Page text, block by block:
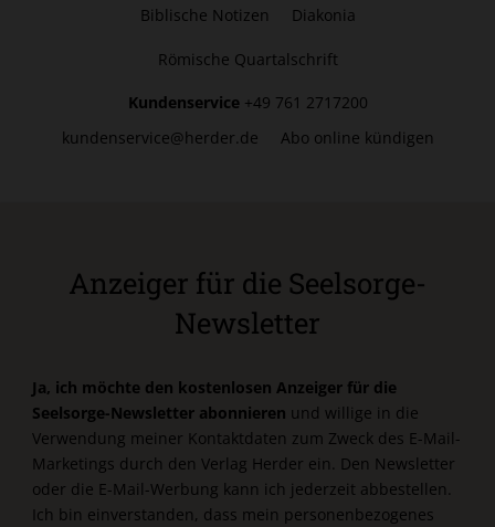
Biblische Notizen Diakonia
Römische Quartalschrift
Kundenservice +49 761 2717200
kundenservice@herder.de
Abo online kündigen
Anzeiger für die Seelsorge-
Newsletter
Ja, ich möchte den kostenlosen Anzeiger für die
Seelsorge-Newsletter abonnieren und willige in die
Verwendung meiner Kontaktdaten zum Zweck des E-Mail-
Marketings durch den Verlag Herder ein. Den Newsletter
oder die E-Mail-Werbung kann ich jederzeit abbestellen.
Ich bin einverstanden, dass mein personenbezogenes